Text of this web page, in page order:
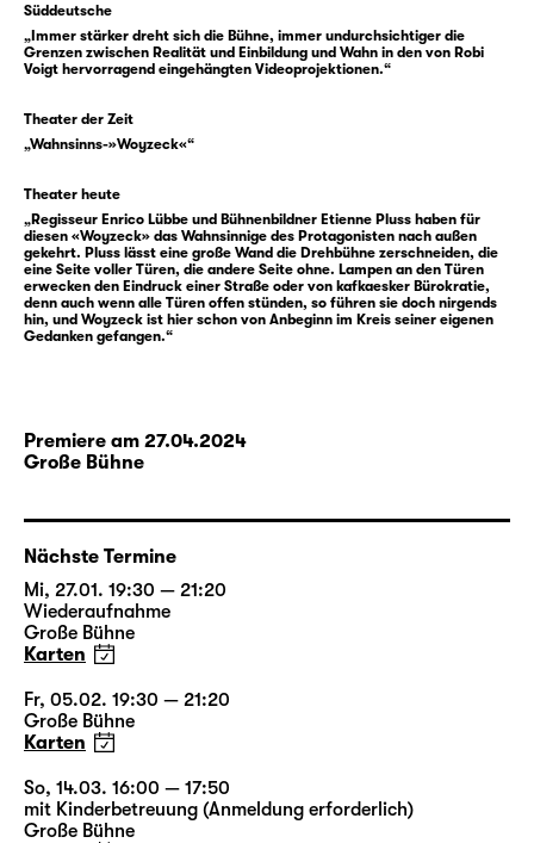
Fall verbanden sich wie unter einem
Brennglas Fragen, die damals erst seit
kurzem, dafür aber intensiv diskutiert
Wahnsinn ebenso wie soziale Fragen nach
Lebensbedingungen und Lebenschancen.
Die psychiatrischen Gerichtsgutachten, die
zum Fall Woyzeck entstanden, bilden eine
der Quellen zu Büchners Drama, das sich
andererseits eine große literarische Freiheit
nimmt. Schlaglichtartig reiht Büchners
in einen grellen Fokus. Büchners Drama ist
Fragment geblieben — aber gerade in seiner
besonders den Aspekten und Umständen
dieser Geschichte.
Für diese Inszenierung gestaltete der
Leipziger Musiker und Jazzpianist
Frischkorn
begleitet den Abend auch live am Klavier,
unterstützt von Angela Requena Fuentes am
Schlagzeug.
Süddeutsche
„Immer stärker dreht sich die Bühne, immer undurchsichtiger die
Grenzen zwischen Realität und Einbildung und Wahn in den von Robi
Voigt hervorragend eingehängten Videoprojektionen.“
Theater der Zeit
„Wahnsinns-»Woyzeck«“
Theater heute
„Regisseur Enrico Lübbe und Bühnenbildner Etienne Pluss haben für
diesen «Woyzeck» das Wahnsinnige des Protagonisten nach außen
gekehrt. Pluss lässt eine große Wand die Drehbühne zerschneiden, die
eine Seite voller Türen, die andere Seite ohne. Lampen an den Türen
erwecken den Eindruck einer Straße oder von kafkaesker Bürokratie,
denn auch wenn alle Türen offen stünden, so führen sie doch nirgends
hin, und Woyzeck ist hier schon von Anbeginn im Kreis seiner eigenen
Gedanken gefangen.“
Premiere am 27.04.2024
Große Bühne
Nächste Termine
Mi, 27.01. 19:30 — 21:20
Wiederaufnahme
Große Bühne
Karten
Fr, 05.02. 19:30 — 21:20
Große Bühne
Karten
So, 14.03. 16:00 — 17:50
mit Kinderbetreuung (Anmeldung erforderlich)
Große Bühne